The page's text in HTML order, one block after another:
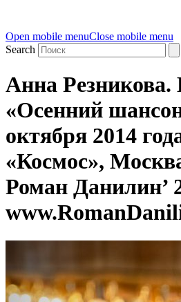
Open mobile menuClose mobile menu
Search
Анна Резникова.
«Осенний
октября 2014
«Космос»,
Роман Данилин’